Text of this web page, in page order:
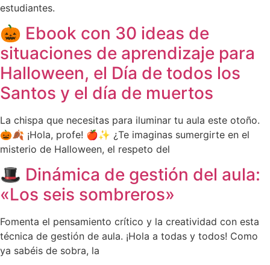
estudiantes.
🎃 Ebook con 30 ideas de
situaciones de aprendizaje para
Halloween, el Día de todos los
Santos y el día de muertos
La chispa que necesitas para iluminar tu aula este otoño.
🎃🍂 ¡Hola, profe! 🍎✨ ¿Te imaginas sumergirte en el
misterio de Halloween, el respeto del
🎩 Dinámica de gestión del aula:
«Los seis sombreros»
Fomenta el pensamiento crítico y la creatividad con esta
técnica de gestión de aula. ¡Hola a todas y todos! Como
ya sabéis de sobra, la